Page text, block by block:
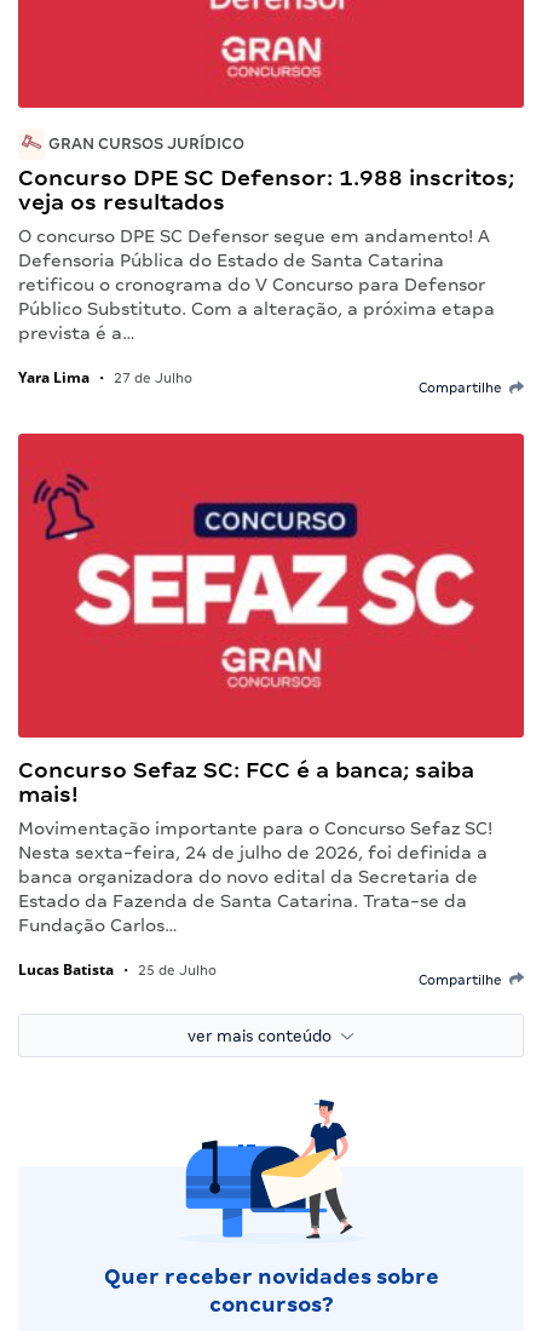
GRAN CURSOS JURÍDICO
Concurso DPE SC Defensor: 1.988 inscritos;
veja os resultados
O concurso DPE SC Defensor segue em andamento! A
Defensoria Pública do Estado de Santa Catarina
retificou o cronograma do V Concurso para Defensor
Público Substituto. Com a alteração, a próxima etapa
prevista é a…
Yara Lima • 27 de Julho
Compartilhe
Concurso Sefaz SC: FCC é a banca; saiba
mais!
Movimentação importante para o Concurso Sefaz SC!
Nesta sexta-feira, 24 de julho de 2026, foi definida a
banca organizadora do novo edital da Secretaria de
Estado da Fazenda de Santa Catarina. Trata-se da
Fundação Carlos…
Lucas Batista • 25 de Julho
Compartilhe
ver mais conteúdo
Quer receber novidades sobre
concursos?